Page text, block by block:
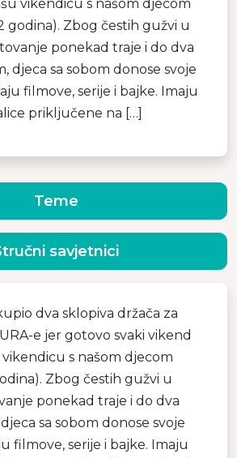
vikendicu s našom djecom
godina). Zbog čestih gužvi u
ponekad traje i do dva
djeca sa sobom donose svoje
filmove, serije i bajke. Imaju
priključene na […]
dva sklopiva držača za
e jer gotovo svaki vikend
s našom djecom
Zbog čestih gužvi u
ponekad traje i do dva
sa sobom donose svoje
filmove, serije i bajke. Imaju
Teme
savjetnici